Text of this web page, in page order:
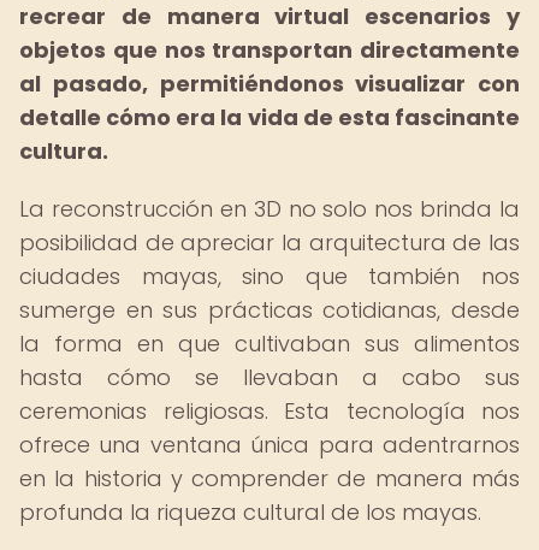
recrear de manera virtual escenarios y
objetos que nos transportan directamente
al pasado, permitiéndonos visualizar con
detalle cómo era la vida de esta fascinante
cultura.
La reconstrucción en 3D no solo nos brinda la
posibilidad de apreciar la arquitectura de las
ciudades mayas, sino que también nos
sumerge en sus prácticas cotidianas, desde
la forma en que cultivaban sus alimentos
hasta cómo se llevaban a cabo sus
ceremonias religiosas. Esta tecnología nos
ofrece una ventana única para adentrarnos
en la historia y comprender de manera más
profunda la riqueza cultural de los mayas.